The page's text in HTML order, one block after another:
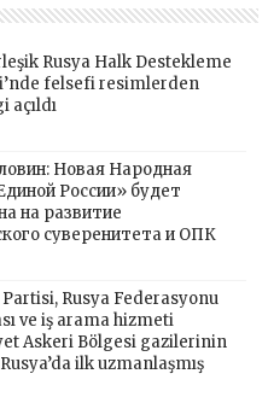
Rusya Halk Destekleme
felsefi resimlerden
açıldı
Новая Народная
России» будет
на развитие
суверенитета и ОПК
Rusya Federasyonu
ve iş arama hizmeti
Askeri Bölgesi gazilerinin
ilk uzmanlaşmış